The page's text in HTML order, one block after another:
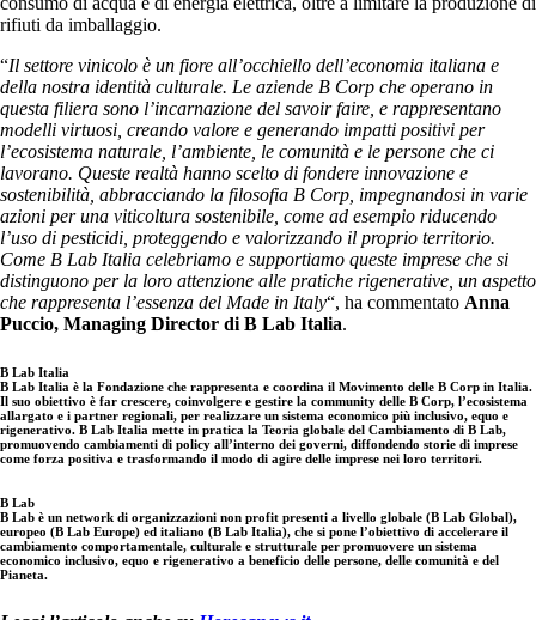
rifiuti da imballaggio.
“Il settore vinicolo è un fiore all’occhiello dell’economia italiana e
della nostra identità culturale. Le aziende B Corp che operano in
questa filiera sono l’incarnazione del savoir faire, e rappresentano
modelli virtuosi, creando valore e generando impatti positivi per
l’ecosistema naturale, l’ambiente, le comunità e le persone che ci
lavorano. Queste realtà hanno scelto di fondere innovazione e
sostenibilità, abbracciando la filosofia B Corp, impegnandosi in varie
azioni per una viticoltura sostenibile, come ad esempio riducendo
l’uso di pesticidi, proteggendo e valorizzando il proprio territorio.
Come B Lab Italia celebriamo e supportiamo queste imprese che si
distinguono per la loro attenzione alle pratiche rigenerative, un aspetto
che rappresenta l’essenza del Made in Italy“, ha commentato Anna
Puccio, Managing Director di B Lab Italia.
B Lab Italia
B Lab Italia è la Fondazione che rappresenta e coordina il Movimento delle B Corp in Italia.
Il suo obiettivo è far crescere, coinvolgere e gestire la community delle B Corp, l’ecosistema
allargato e i partner regionali, per realizzare un sistema economico più inclusivo, equo e
rigenerativo. B Lab Italia mette in pratica la Teoria globale del Cambiamento di B Lab,
promuovendo cambiamenti di policy all’interno dei governi, diffondendo storie di imprese
come forza positiva e trasformando il modo di agire delle imprese nei loro territori.
B Lab
B Lab è un network di organizzazioni non profit presenti a livello globale (B Lab Global),
europeo (B Lab Europe) ed italiano (B Lab Italia), che si pone l’obiettivo di accelerare il
cambiamento comportamentale, culturale e strutturale per promuovere un sistema
economico inclusivo, equo e rigenerativo a beneficio delle persone, delle comunità e del
Pianeta.